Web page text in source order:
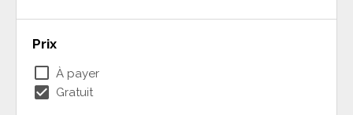
Prix
check_box_outline_blank À payer
check_box Gratuit